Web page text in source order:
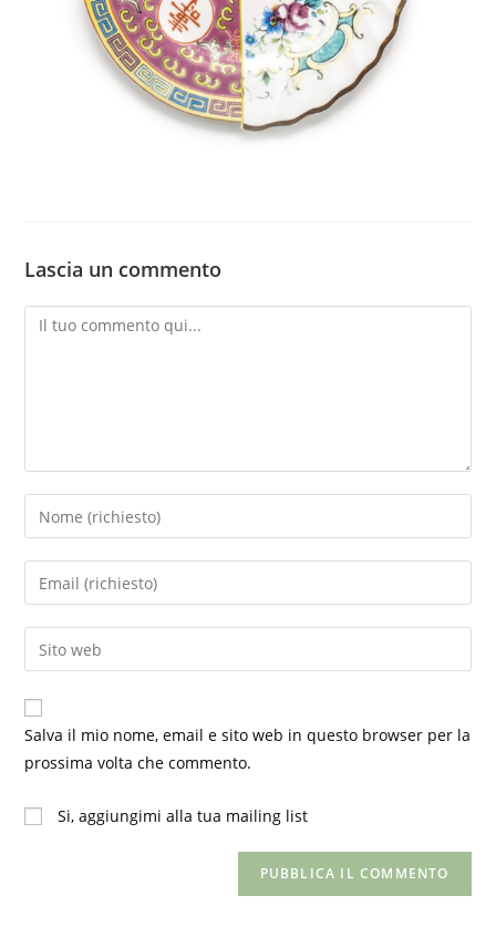
Lascia un commento
Commento
Inserisci
il
tuo
nome
nome
utente
per
commentare
Inserisci
il
tuo
indirizzo
per
commentare
Inserisci
l'URL
del
sito
(facoltativo)
Salva il mio nome, email e sito web in questo browser per la
prossima volta che commento.
Si, aggiungimi alla tua mailing list